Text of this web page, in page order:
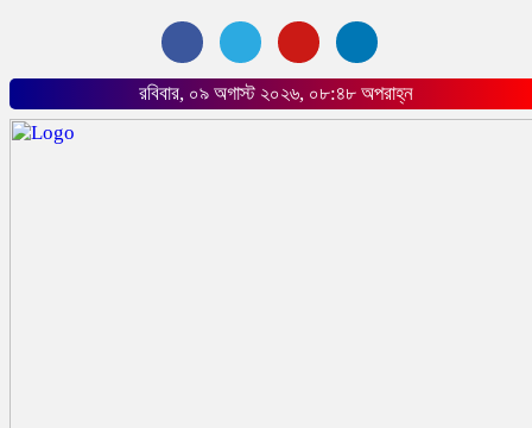
রবিবার, ০৯ অগাস্ট ২০২৬, ০৮:৪৮ অপরাহ্ন